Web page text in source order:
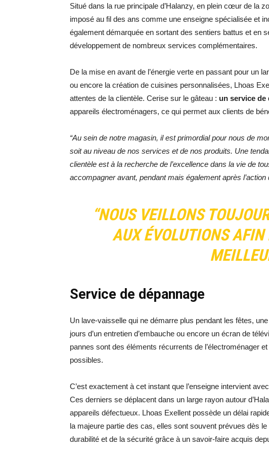
Situé dans la rue principale d’Halanzy, en plein cœur de la
imposé au fil des ans comme une enseigne spécialisée et
également démarquée en sortant des sentiers battus et en
développement de nombreux services complémentaires.
De la mise en avant de l’énergie verte en passant pour un
ou encore la création de cuisines personnalisées, Lhoas
attentes de la clientèle. Cerise sur le gâteau : un service de
appareils électroménagers, ce qui permet aux clients de
“Au sein de notre magasin, il est primordial pour nous de
soit au niveau de nos services et de nos produits. Une
clientèle est à la recherche de l’excellence dans la vie de
accompagner avant, pendant mais également après l’action
“NOUS VEILLONS
AUX ÉVOLUTIONS AFIN
Service de dépannage
Un lave-vaisselle qui ne démarre plus pendant les fêtes,
jours d’un entretien d’embauche ou encore un écran de
pannes sont des éléments récurrents de l’électroménager
possibles.
C’est exactement à cet instant que l’enseigne intervient
Ces derniers se déplacent dans un large rayon autour
appareils défectueux. Lhoas Exellent possède un délai
la majeure partie des cas, elles sont souvent prévues dès le
durabilité et de la sécurité grâce à un savoir-faire acquis